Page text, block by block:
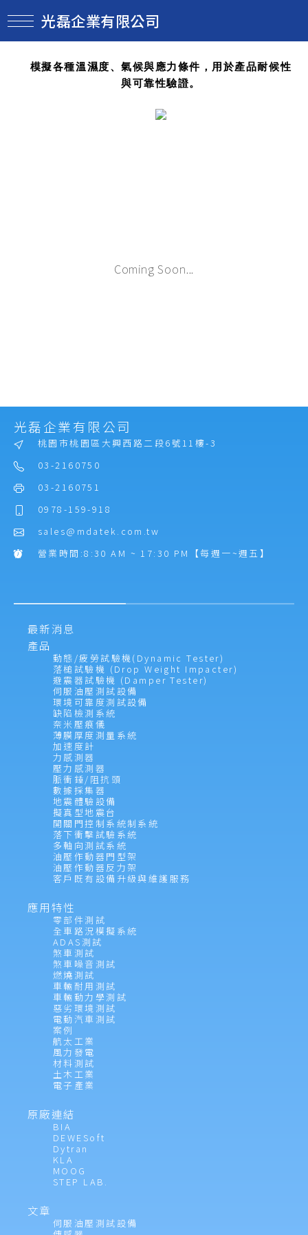
模擬各種溫濕度、氣候與應力條件，用於產品耐候性
與可靠性驗證。
Coming Soon...
光磊企業有限公司
桃園市桃園區大興西路二段6號11樓-3
03-2160750
03-2160751
0978-159-918
sales@mdatek.com.tw
營業時間:8:30 AM ~ 17:30 PM【每週一~週五】
最新消息
產品
動態/疲勞試驗機(Dynamic Tester)
落槌試驗機 (Drop Weight Impacter)
避震器試驗機 (Damper Tester)
伺服油壓測試設備
環境可靠度測試設備
缺陷檢測系統
奈米壓痕儀
薄膜厚度測量系統
加速度計
力感測器
壓力感測器
脈衝錘/阻抗頭
數據採集器
地震體驗設備
擬真型地震台
開關門控制系統制系統
落下衝擊試驗系統
多軸向測試系統
油壓作動器門型架
油壓作動器反力架
客戶既有設備升級與維護服務
應用特性
零部件測試
全車路況模擬系統
ADAS測試
煞車測試
煞車噪音測試
燃燒測試
車輛耐用測試
車輛動力學測試
惡劣環境測試
電動汽車測試
案例
航太工業
風力發電
材料測試
土木工業
電子產業
原廠連結
BIA
DEWESoft
Dytran
KLA
MOOG
STEP LAB.
文章
伺服油壓測試設備
光磊企業有限公司